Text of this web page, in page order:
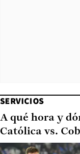
SERVICIOS
A qué hora y
Católica vs.